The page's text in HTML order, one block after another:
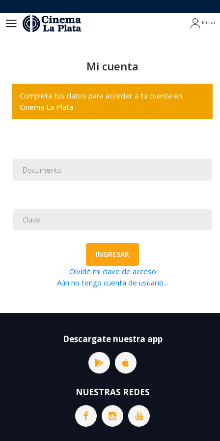
Entrar
Mi cuenta
Completa tus datos para acceder a tu cuenta en
Cinema La Plata .
INGRESAR
Olvidé mi clave de acceso
Aún no tengo cuenta de usuario...
Descargate nuestra app
NUESTRAS REDES